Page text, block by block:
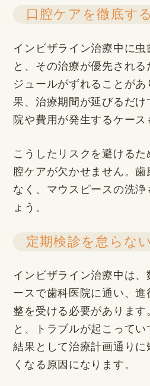
口腔ケアを徹底する
インビザライン治療中に虫
と、その治療が優先され
ジュールがずれることが
果、治療期間が延びるだけ
院や費用が発生するケース
こうしたリスクを避けるた
腔ケアが欠かせません。
なく、マウスピースの洗浄
ょう。
定期検診を怠らない
インビザライン治療中は
ースで歯科医院に通い、進
整を受ける必要があります
と、トラブルが起こってい
結果として治療計画通りに
くなる原因になります。